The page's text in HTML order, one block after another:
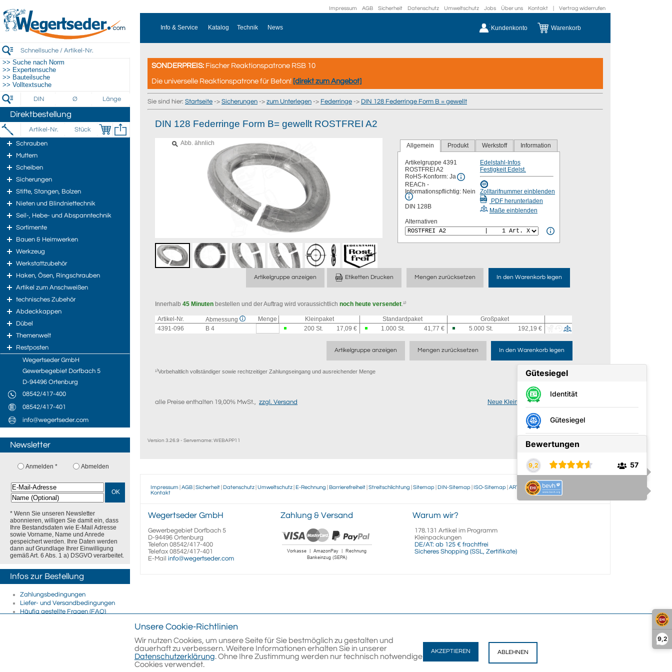
9,2
>> Suche nach Norm
>> Expertensuche
>> Bauteilsuche
>> Volltextsuche
Direktbestellung
Schrauben
Muttern
Scheiben
Sicherungen
Stifte, Stangen, Bolzen
Nieten und Blindniettechnik
Seil-, Hebe- und Abspanntechnik
Sortimente
Bauen & Heimwerken
Werkzeug
Werkstattzubehör
Haken, Ösen, Ringschrauben
Artikel zum Anschweißen
technisches Zubehör
Abdeckkappen
Dübel
Themenwelt
Restposten
Wegertseder GmbH
Gewerbegebiet Dorfbach 5
D-94496 Ortenburg
08542/417-400
08542/417-401
info@wegertseder.com
Newsletter
Anmelden * Abmelden
OK
* Wenn Sie unseren Newsletter
abonnieren, willigen Sie damit ein, dass
Ihre Bestandsdaten wie E-Mail Adresse
sowie Vorname, Name und Anrede
gespeichert werden. Ihre Daten werden
dann auf Grundlage Ihrer Einwilligung
gemäß Art. 6 Abs. 1 a) DSGVO verarbeitet.
Infos zur Bestellung
Zahlungsbedingungen
Liefer- und Versandbedingungen
Häufig gestellte Fragen (FAQ)
Impressum AGB Sicherheit Datenschutz Umweltschutz Jobs Über uns Kontakt Vertrag widerrufen
Info & Service Katalog Technik News Kundenkonto Warenkorb
SONDERPREIS: Fischer Reaktionspatrone RSB 10
Die universelle Reaktionspatrone für Beton! [direkt zum Angebot]
Sie sind hier: Startseite -> Sicherungen -> zum Unterlegen -> Federringe -> DIN 128 Federringe Form B = gewellt
DIN 128 Federringe Form B= gewellt ROSTFREI A2
Abb. ähnlich Allgemein Produkt Werkstoff Information
Artikelgruppe4391
ROSTFREI A2
RoHS-Konform: Ja
REACh -
Informationspflichtig: Nein
DIN 128B
Edelstahl-Infos
Festigkeit Edelst.
Zolltarifnummer einblenden
PDF herunterladen
Maße einblenden
Alternativen
Artikelgruppe anzeigen Etiketten Drucken Mengen zurücksetzen In den Warenkorb legen
Innerhalb 45 Minuten bestellen und der Auftrag wird voraussichtlich noch heute versendet.¹⁾
Artikel-Nr. Abmessung Menge Kleinpaket Standardpaket
Großpaket
4391-096
B 4 200 St. 17,09 € 1.000 St. 41,77 € 5.000 St. 192,19 €
Artikelgruppe anzeigen Mengen zurücksetzen In den Warenkorb legen
¹⁾Vorbehaltlich vollständiger sowie rechtzeitiger Zahlungseingang und ausreichender Menge
alle Preise enthalten 19,00% MwSt., zzgl. Versand Neue Kleinmenge vorschlagen
Version 3.26.9 - Servername: WEBAPP11
Impressum AGB Sicherheit Datenschutz Umweltschutz E-Rechnung Barrierefreiheit Streitschlichtung Sitemap DIN-Sitemap ISO-Sitemap ART-Sitemap |Jobs|
Kontakt
Wegertseder GmbH
Gewerbegebiet Dorfbach 5
D-94496 Ortenburg
Telefon 08542/417-400
Telefax 08542/417-401
E-Mail info@wegertseder.com
Zahlung & Versand Warum wir?
178.131 Artikel im Programm
Kleinpackungen
DE/AT: ab 125 € frachtfrei
Sicheres Shopping (SSL, Zertifikate)
Unsere Cookie-Richtlinien
Wir nutzen Cookies, um unsere Seite für Sie bestmöglich zu gestalten und
dauerhaft zu verbessern. Weitere Informationen erhalten Sie in unserer
Datenschutzerklärung. Ohne Ihre Zustimmung werden nur technisch notwendige
Cookies verwendet.
AKZEPTIEREN ABLEHNEN